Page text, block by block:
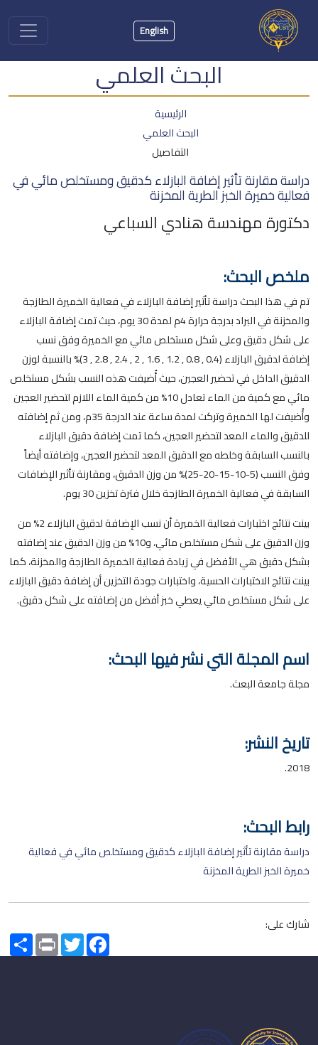
English
البحث العلمي
الرئيسية
البحث العلمي
التفاصيل
دراسة مقارنة تأثير إضافة البازلاء كدقيق ومستخلص مائي في
فعالية خميرة الخبز الطرية المخزنة
دكتورة مهندسة هنادي السباعي
ملخص البحث:
تم في هذا البحث دراسة تأثير إضافة البازلاء في فعالية الخميرة الطازجة
والمخزنة في البراد بدرجة حرارة 4م لمدة 30 يوم، حيث تمت إضافة البازلاء
على شكل دقيق وعلى شكل مستخلص مائي مع الخميرة وفق نسب
إضافة لدقيق البازلاء (0.4 , 0.8 , 1.2 , 1.6 , 2 , 2.4 , 2.8 , 3)% بالنسبة لوزن
الدقيق الداخل في تحضير العجين، حيث أُضيفت هذه النسب بشكل مستخلص
مائي مع كمية من الماء تعادل 10% من كمية الماء اللازم لتحضير العجين
وأُضيفت لها الخميرة وتركت لمدة ساعة عند الدرجة 35م، ومن ثم إضافته
للدقيق والماء المعد لتحضير العجين، كما تمت إضافة دقيق البازلاء
بالنسب السابقة وخلطه مع الدقيق المعد لتحضير العجين، وإضافته أيضاً
وفق النسب (5-10-15-20-25)% من وزن الدقيق، ومقارنة تأثير الإضافات
السابقة في فعالية الخميرة الطازجة خلال فترة تخزين 30 يوم.
بينت نتائج اختبارات فعالية الخميرة أن نسب الإضافة لدقيق البازلاء 2% من
وزن الدقيق على شكل مستخلص مائي، و10% من وزن الدقيق عند إضافته
بشكل دقيق هي الأفضل في زيادة فعالية الخميرة الطازجة والمخزنة، كما
بينت نتائج الاختبارات الحسية، واختبارات جودة التخزين أن إضافة دقيق البازلاء
على شكل مستخلص مائي يعطي خبز أفضل من إضافته على شكل دقيق.
اسم المجلة التي نشر فيها البحث:
مجلة جامعة البعث.
تاريخ النشر:
2018.
رابط البحث:
دراسة مقارنة تأثير إضافة البازلاء كدقيق ومستخلص مائي في فعالية
خميرة الخبز الطرية المخزنة
شارك على:
Share PrintTwitterFacebook